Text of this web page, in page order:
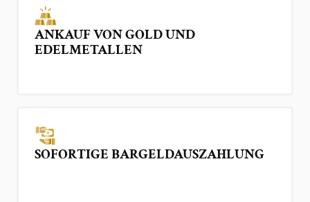
ANKAUF VON GOLD UND
EDELMETALLEN
SOFORTIGE BARGELDAUSZAHLUNG